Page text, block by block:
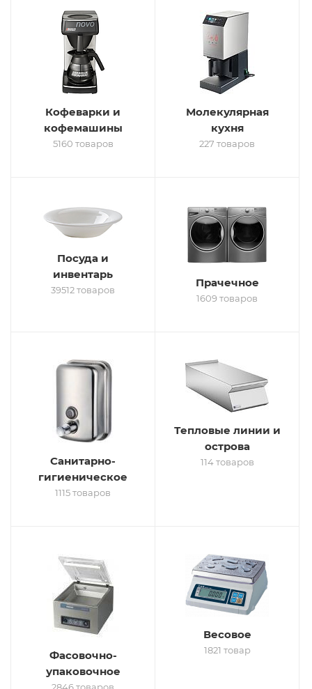
Кофеварки и
кофемашины
5160 товаров
Молекулярная
кухня
227 товаров
Посуда и
инвентарь
39512 товаров
Прачечное
1609 товаров
Санитарно-
гигиеническое
1115 товаров
Тепловые линии и
острова
114 товаров
Фасовочно-
упаковочное
Весовое
1821 товар